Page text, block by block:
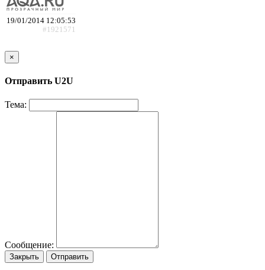
19/01/2014 12:05:53
#1921571
×
Отправить U2U
Тема:
Сообщение:
Закрыть Отправить